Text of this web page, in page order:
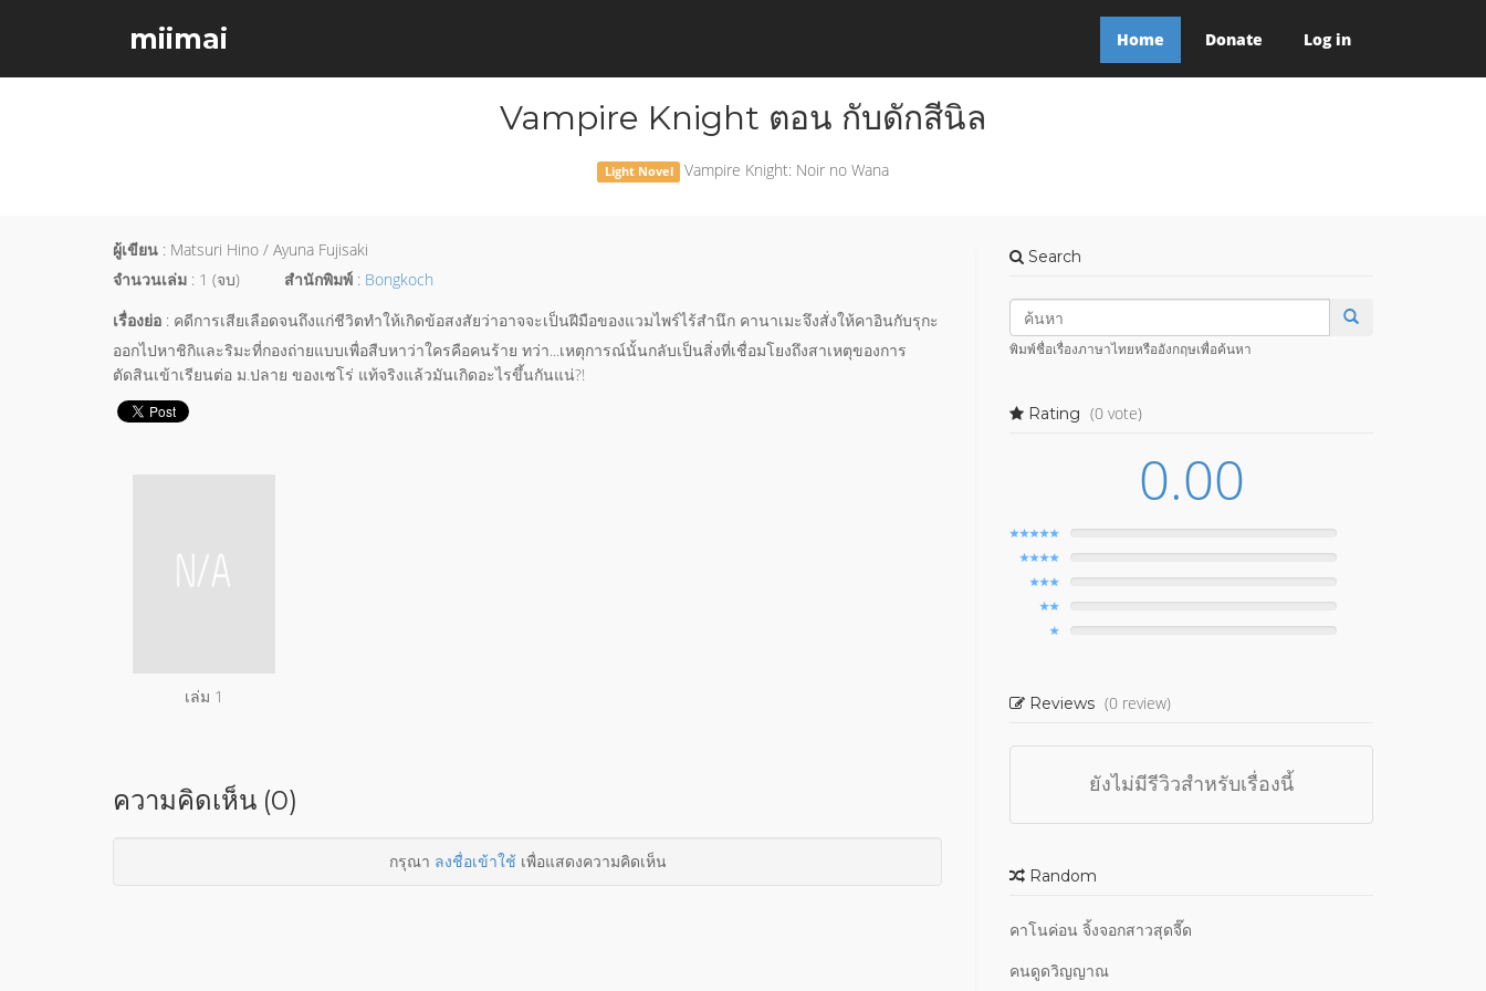
miimai Home Donate Log in
Vampire Knight ตอน กับดักสีนิล
Light Novel Vampire Knight: Noir no Wana
ผู้เขียน : Matsuri Hino / Ayuna Fujisaki
จำนวนเล่ม : 1 (จบ) สำนักพิมพ์ : Bongkoch
เรื่องย่อ : คดีการเสียเลือดจนถึงแก่ชีวิตทำให้เกิดข้อสงสัยว่าอาจจะเป็นฝีมือของแวมไพร์ไร้สำนึก คานาเมะจึงสั่งให้คาอินกับรุกะ
ออกไปหาชิกิและริมะที่กองถ่ายแบบเพื่อสืบหาว่าใครคือคนร้าย ทว่า...เหตุการณ์นั้นกลับเป็นสิ่งที่เชื่อมโยงถึงสาเหตุของการ
ตัดสินเข้าเรียนต่อ ม.ปลาย ของเซโร่ แท้จริงแล้วมันเกิดอะไรขึ้นกันแน่?!
เล่ม 1
ความคิดเห็น (0)
กรุณา ลงชื่อเข้าใช้เพื่อแสดงความคิดเห็น
Search
พิมพ์ชื่อเรื่องภาษาไทยหรืออังกฤษเพื่อค้นหา
Rating (0 vote)
0.00
Reviews (0 review)
ยังไม่มีรีวิวสำหรับเรื่องนี้
Random
คาโนค่อน จิ้งจอกสาวสุดจี๊ด
คนดูดวิญญาณ